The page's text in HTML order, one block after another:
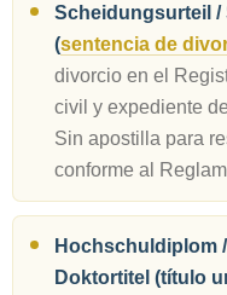
Scheidungsurteil
(sentencia de
divorcio en el
civil y expediente
Sin apostilla para
conforme al
Hochschuldiplom
Doktortitel (título